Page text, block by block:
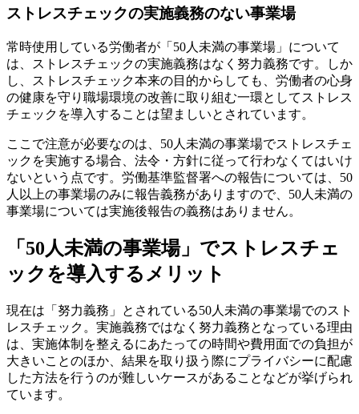
ストレスチェックの実施義務のない事業場
常時使用している労働者が「50人未満の事業場」について
は、ストレスチェックの実施義務はなく努力義務です。しか
し、ストレスチェック本来の目的からしても、労働者の心身
の健康を守り職場環境の改善に取り組む一環としてストレス
チェックを導入することは望ましいとされています。
ここで注意が必要なのは、50人未満の事業場でストレスチェ
ックを実施する場合、法令・方針に従って行わなくてはいけ
ないという点です。労働基準監督署への報告については、50
人以上の事業場のみに報告義務がありますので、50人未満の
事業場については実施後報告の義務はありません。
「50人未満の事業場」でストレスチェ
ックを導入するメリット
現在は「努力義務」とされている50人未満の事業場でのスト
レスチェック。実施義務ではなく努力義務となっている理由
は、実施体制を整えるにあたっての時間や費用面での負担が
大きいことのほか、結果を取り扱う際にプライバシーに配慮
した方法を行うのが難しいケースがあることなどが挙げられ
ています。